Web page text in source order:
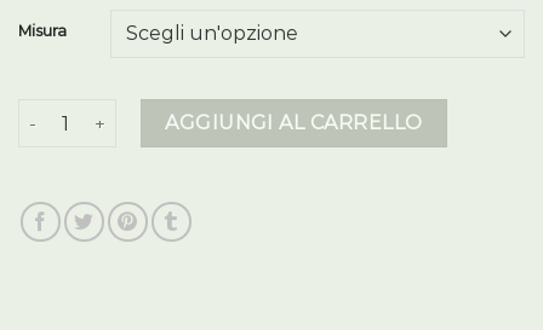
Misura
colmar giubbotto quantitàAGGIUNGI AL CARRELLO